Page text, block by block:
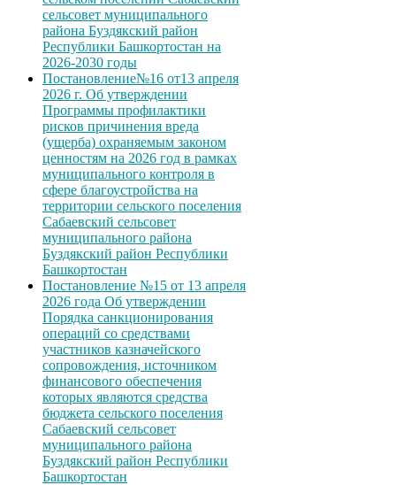
сельсовет муниципального
района Буздякский район
Республики Башкортостан на
2026-2030 годы
Постановление№16 от13 апреля
2026 г. Об утверждении
Программы профилактики
рисков причинения вреда
(ущерба) охраняемым законом
ценностям на 2026 год в рамках
муниципального контроля в
сфере благоустройства на
территории сельского поселения
Сабаевский сельсовет
муниципального района
Буздякский район Республики
Башкортостан
Постановление №15 от 13 апреля
2026 года Об утверждении
Порядка санкционирования
операций со средствами
участников казначейского
сопровождения, источником
финансового обеспечения
которых являются средства
бюджета сельского поселения
Сабаевский сельсовет
муниципального района
Буздякский район Республики
Башкортостан